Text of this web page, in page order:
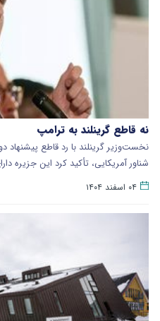
نه قاطع گرینلند به ترامپ
نخست‌وزیر گرینلند با رد قاطع پیشنهاد
شناور آمریکایی، تأکید کرد این جزیره
۰۴ اسفند ۱۴۰۴